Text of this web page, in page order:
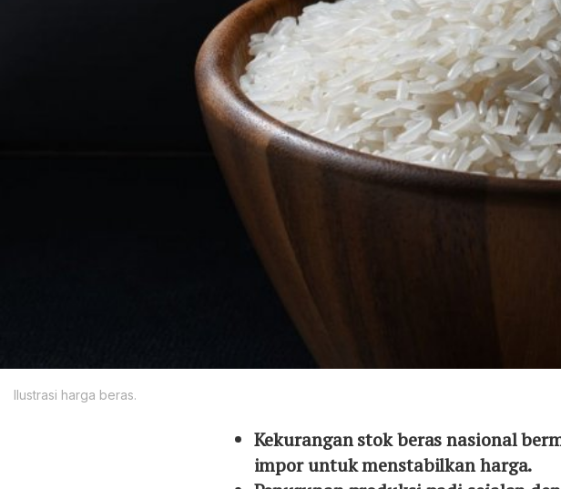
Ilustrasi harga beras.
Kekurangan stok beras nasional
impor untuk menstabilkan harga.